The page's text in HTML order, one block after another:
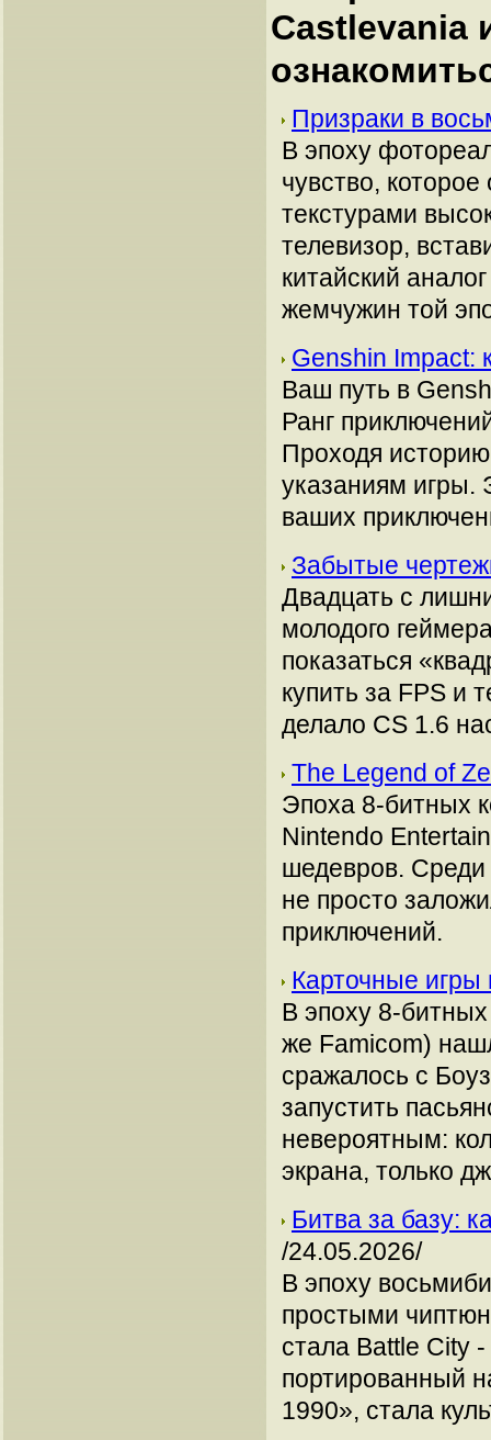
Castlevania
Призраки в
В эпоху
чувство,
текстурами
телевизор,
китайский
жемчужин той
Genshin Impact:
Ваш путь в
Ранг
Проходя
указаниям игры.
ваших
Забытые
Двадцать с
молодого
показаться
купить за FPS и
делало CS 1.6
The Legend of
Эпоха 8-битных
Nintendo
шедевров. Среди
не просто
приключений.
Карточные игры
В эпоху 8-
же Famicom)
сражалось с
запустить
невероятным:
экрана, только
Битва за базу:
/24.05.2026/
В эпоху
простыми
стала Battle City
портированный
1990», стала